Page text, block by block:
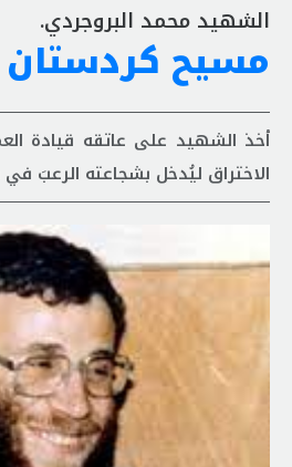
الشهيد محمد البروجردي.
مسيح كردستان
أخذ الشهيد على عاتقه قيادة
الاختراق ليُدخل بشجاعته الرعبَ في